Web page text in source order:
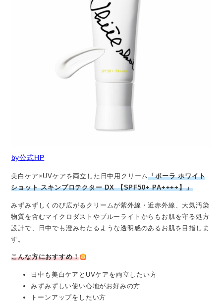
by公式HP
美白ケア×UVケアを両立した日中用クリーム「ポーラ ホワイト
ショット スキンプロテクター DX 【SPF50+ PA++++】」
みずみずしくのび広がるクリームが紫外線・近赤外線、大気汚染
物質を含むマイクロダストやブルーライトからもお肌を守る処方
設計で、日中でも澄みわたるような透明感のあるお肌を目指しま
す。
こんな方におすすめ！
日中も美白ケアとUVケアを両立したい方
みずみずしい使い心地がお好みの方
トーンアップをしたい方